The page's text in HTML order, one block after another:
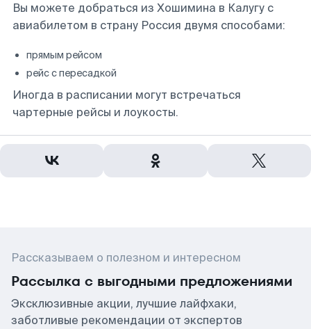
Вы можете добраться из Хошимина в Калугу с
авиабилетом в страну Россия двумя способами:
прямым рейсом
рейс с пересадкой
Иногда в расписании могут встречаться
чартерные рейсы и лоукосты.
Рассказываем о полезном и интересном
Рассылка с выгодными предложениями
Эксклюзивные акции, лучшие лайфхаки,
заботливые рекомендации от экспертов